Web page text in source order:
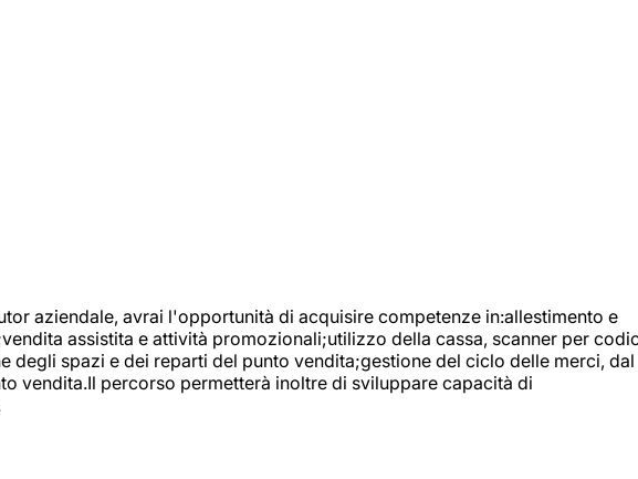
aziendale, avrai l'opportunità di acquisire competenze in:allestimento e
assistita e attività promozionali;utilizzo della cassa, scanner per
spazi e dei reparti del punto vendita;gestione del ciclo delle merci, dal
vendita.Il percorso permetterà inoltre di sviluppare capacità di